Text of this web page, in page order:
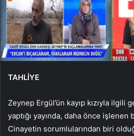
TAHLİYE
Zeynep Ergül’ün kayıp kızıyla ilgili
yaptığı yayında, daha önce işlenen
Cinayetin sorumlularından biri